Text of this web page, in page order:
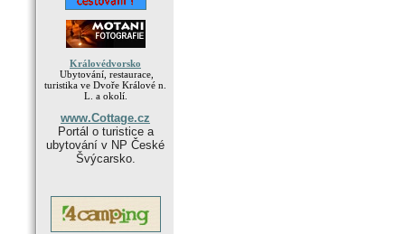
Královédvorsko
Ubytování, restaurace,
turistika ve Dvoře Králové n.
L. a okolí.
www.Cottage.cz
Portál o turistice a
ubytování v NP České
Švýcarsko.